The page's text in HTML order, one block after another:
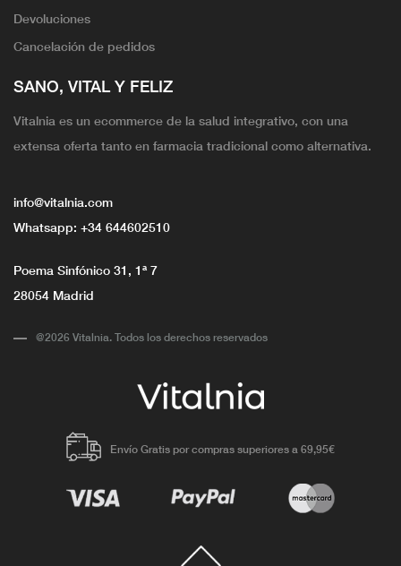
Devoluciones
Cancelación de pedidos
SANO, VITAL Y FELIZ
Vitalnia es un ecommerce de la salud integrativo, con una
extensa oferta tanto en farmacia tradicional como alternativa.
info@vitalnia.com
Whatsapp: +34 644602510
Poema Sinfónico 31, 1ª 7
28054 Madrid
@2026 Vitalnia. Todos los derechos reservados
Envío Gratis por compras superiores a 69,95€